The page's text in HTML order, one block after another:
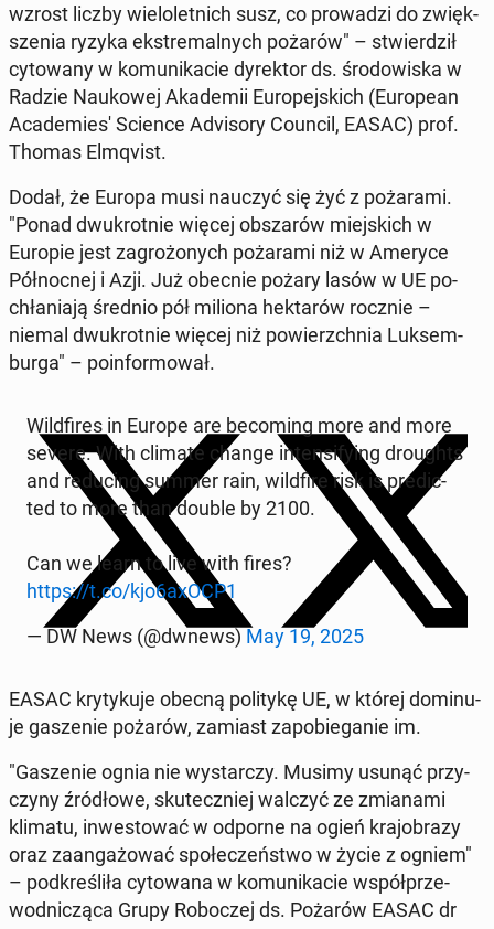
wzrost liczby wie­lo­let­nich susz, co pro­wa­dzi do zwięk­
sze­nia ryzyka eks­tre­mal­nych pożarów" – stwier­dził
cy­to­wa­ny w ko­mu­ni­ka­cie dy­rek­tor ds. śro­do­wi­ska w
Radzie Na­uko­wej Aka­de­mii Eu­ro­pej­skich (Eu­ro­pe­an
Aca­de­mie­s' Science Ad­vi­so­ry Council, EASAC) prof.
Thomas El­mqvist.
Dodał, że Europa musi nauczyć się żyć z po­ża­ra­mi.
"Ponad dwu­krot­nie więcej ob­sza­rów miej­skich w
Europie jest za­gro­żo­nych po­ża­ra­mi niż w Ameryce
Pół­noc­nej i Azji. Już obecnie pożary lasów w UE po­
chła­nia­ją średnio pół miliona hek­ta­rów rocznie –
niemal dwu­krot­nie więcej niż po­wierzch­nia Luk­sem­
bur­ga" – po­in­for­mo­wał.
Wild­fi­res in Europe are be­co­ming more and more
severe. With climate change in­ten­si­fy­ing dro­ughts
and re­du­cing summer rain, wild­fi­re risk is pre­dic­
ted to more than double by 2100.
Can we learn to live with fires?
https://t.co/kjo6axOCP1
— DW News (@dwnews) May 19, 2025
EASAC kry­ty­ku­je obecną po­li­ty­kę UE, w której do­mi­nu­
je ga­sze­nie pożarów, zamiast za­po­bie­ga­nie im.
"Ga­sze­nie ognia nie wy­star­czy. Musimy usunąć przy­
czy­ny źró­dło­we, sku­tecz­niej walczyć ze zmia­na­mi
klimatu, in­we­sto­wać w odporne na ogień kra­jo­bra­zy
oraz za­an­ga­żo­wać spo­łe­czeń­stwo w życie z ogniem"
– pod­kre­śli­ła cy­to­wa­na w ko­mu­ni­ka­cie współ­prze­
wod­ni­czą­ca Grupy Ro­bo­czej ds. Pożarów EASAC dr